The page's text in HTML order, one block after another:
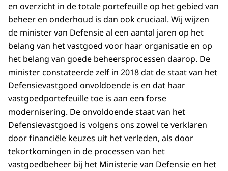
en overzicht in de totale portefeuille op het gebied van
beheer en onderhoud is dan ook cruciaal. Wij wijzen
de minister van Defensie al een aantal jaren op het
belang van het vastgoed voor haar organisatie en op
het belang van goede beheersprocessen daarop. De
minister constateerde zelf in 2018 dat de staat van het
Defensievastgoed onvoldoende is en dat haar
vastgoedportefeuille toe is aan een forse
modernisering. De onvoldoende staat van het
Defensievastgoed is volgens ons zowel te verklaren
door financiële keuzes uit het verleden, als door
tekortkomingen in de processen van het
vastgoedbeheer bij het Ministerie van Defensie en het